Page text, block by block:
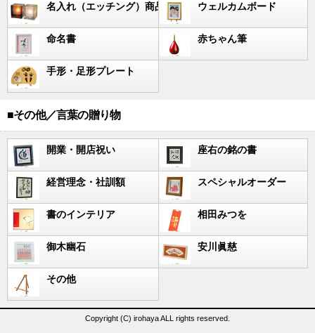
名入れ（エッチング）商品 ウェルカムボード
命名書 赤ちゃん筆
手形・足形プレート
■その他／言葉の贈り物
開業・開店祝い 座右の銘の書
経営理念・社訓額 スペシャルオーダー
書のインテリア 相田みつを
御木幽石 安川眞慈
その他
Copyright (C) irohaya ALL rights reserved.